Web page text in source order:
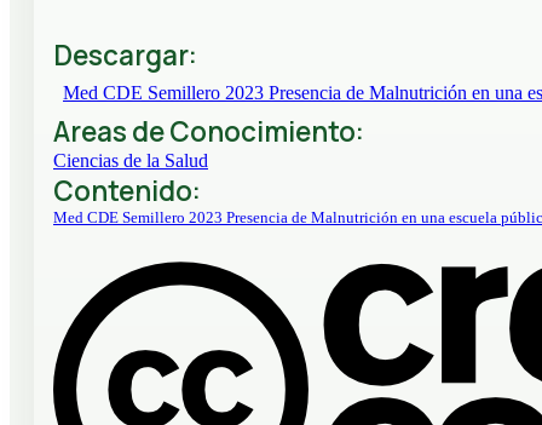
Descargar:
Med CDE Semillero 2023 Presencia de Malnutrición en una
Areas de Conocimiento:
Ciencias de la Salud
Contenido:
Med CDE Semillero 2023 Presencia de Malnutrición en una escuela